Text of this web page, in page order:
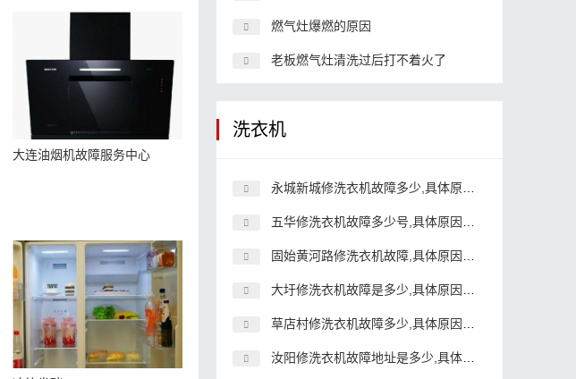
大连油烟机故障服务中心
燃气灶爆燃的原因
老板燃气灶清洗过后打不着火了
洗衣机
永城新城修洗衣机故障多少,具体原因和详细解决方法
五华修洗衣机故障多少号,具体原因和详细解决方法
固始黄河路修洗衣机故障,具体原因和详细解决方法
大圩修洗衣机故障是多少,具体原因和详细解决方法
草店村修洗衣机故障多少,具体原因和详细解决方法
汝阳修洗衣机故障地址是多少,具体原因和详细解决方法